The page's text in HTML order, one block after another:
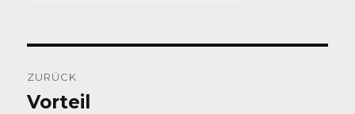
ZURÜCK
Vorheriger
Vorteil